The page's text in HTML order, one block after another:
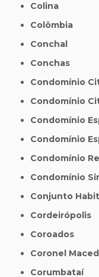
Colina
Colômbia
Conchal
Conchas
Condomínio
Condomínio
Condomínio
Condomínio
Condomínio
Condomínio
Conjunto
Cordeirópolis
Coroados
Coronel
Corumbataí